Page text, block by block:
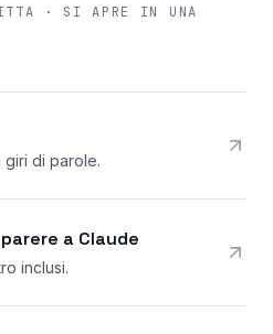
· SI APRE IN UNA
giri di parole.
a Claude
inclusi.